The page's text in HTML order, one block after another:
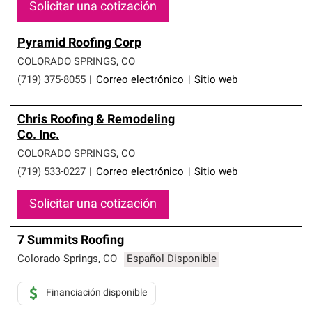
Solicitar una cotización
Pyramid Roofing Corp
COLORADO SPRINGS, CO
(719) 375-8055
Correo electrónico Sitio web
Chris Roofing & Remodeling
Co. Inc.
COLORADO SPRINGS, CO
(719) 533-0227
Correo electrónico Sitio web
Solicitar una cotización
7 Summits Roofing
Colorado Springs, CO Español Disponible
Financiación disponible